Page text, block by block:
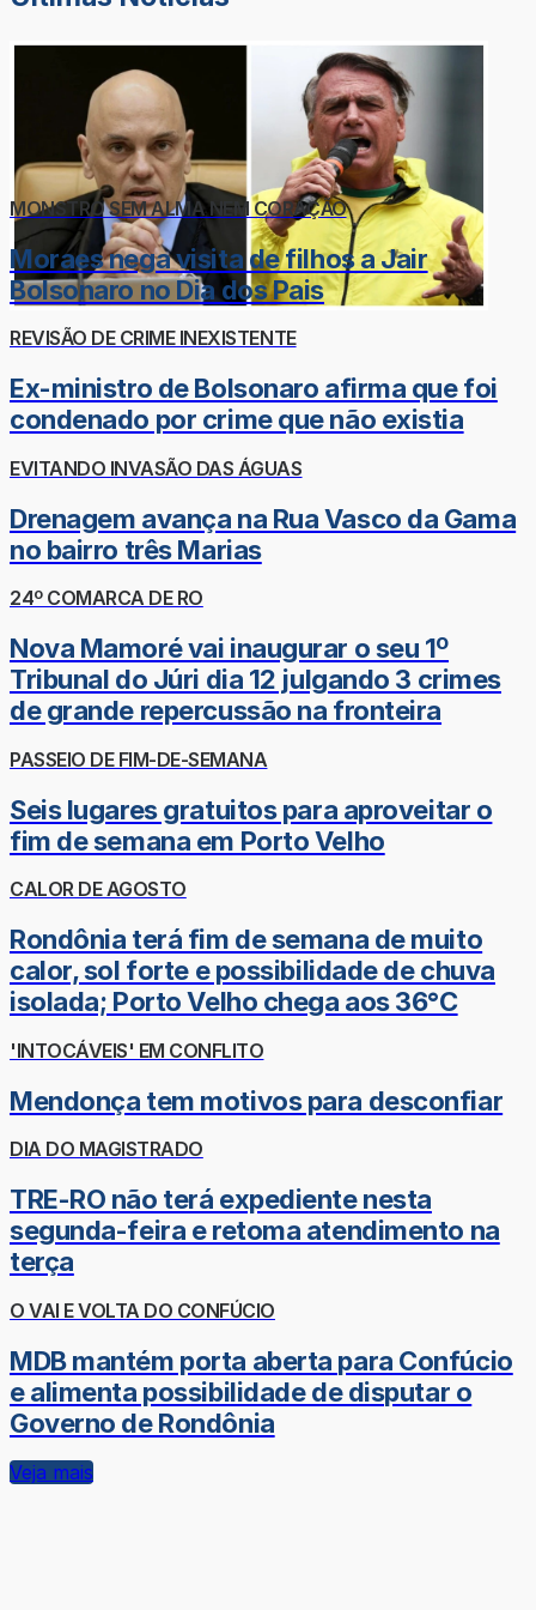
MONSTRO SEM ALMA NEM CORAÇÃO
Moraes nega visita de filhos a Jair
Bolsonaro no Dia dos Pais
REVISÃO DE CRIME INEXISTENTE
Ex-ministro de Bolsonaro afirma que foi
condenado por crime que não existia
EVITANDO INVASÃO DAS ÁGUAS
Drenagem avança na Rua Vasco da Gama
no bairro três Marias
24º COMARCA DE RO
Nova Mamoré vai inaugurar o seu 1º
Tribunal do Júri dia 12 julgando 3 crimes
de grande repercussão na fronteira
PASSEIO DE FIM-DE-SEMANA
Seis lugares gratuitos para aproveitar o
fim de semana em Porto Velho
CALOR DE AGOSTO
Rondônia terá fim de semana de muito
calor, sol forte e possibilidade de chuva
isolada; Porto Velho chega aos 36°C
'INTOCÁVEIS' EM CONFLITO
Mendonça tem motivos para desconfiar
DIA DO MAGISTRADO
TRE-RO não terá expediente nesta
segunda-feira e retoma atendimento na
terça
O VAI E VOLTA DO CONFÚCIO
MDB mantém porta aberta para Confúcio
e alimenta possibilidade de disputar o
Governo de Rondônia
Veja mais